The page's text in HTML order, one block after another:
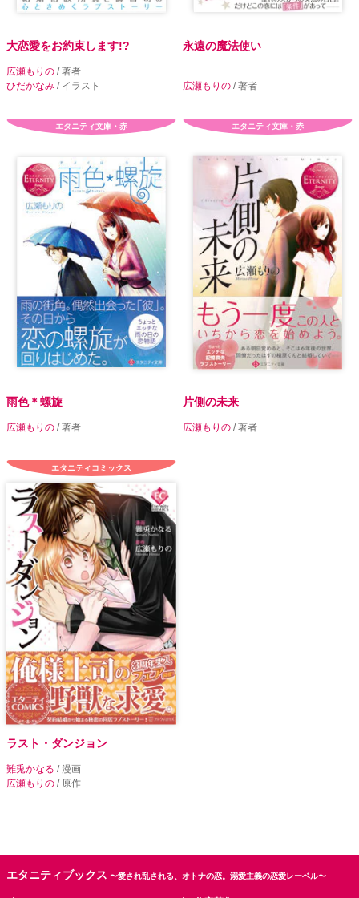
大恋愛をお約束します!?
広瀬もりの / 著者
ひだかなみ / イラスト
永遠の魔法使い
広瀬もりの / 著者
エタニティ文庫・赤
雨色＊螺旋
広瀬もりの / 著者
エタニティ文庫・赤
片側の未来
広瀬もりの / 著者
エタニティコミックス
ラスト・ダンジョン
難兎かなる / 漫画
広瀬もりの / 原作
エタニティブックス 〜愛され乱される、オトナの恋。溺愛主義の恋愛レーベル〜